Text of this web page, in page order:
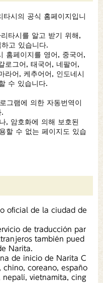
시의 공식 홈페이지입니
타시를 알고 받기 위해,
고 있습니다.
홈페이지를 영어, 중국어,
로그어, 태국어, 네팔어,
라어, 케추어어, 인도네시
수 있습니다.
그램에 의한 자동번역이
.
, 암호화에 의해 보호된
할 수 없는 페이지도 있습
oficial de la ciudad de
de traducción par
también pued
Narita.
de inicio de Narita C
chino, coreano, españo
nepalí, vietnamita, cing